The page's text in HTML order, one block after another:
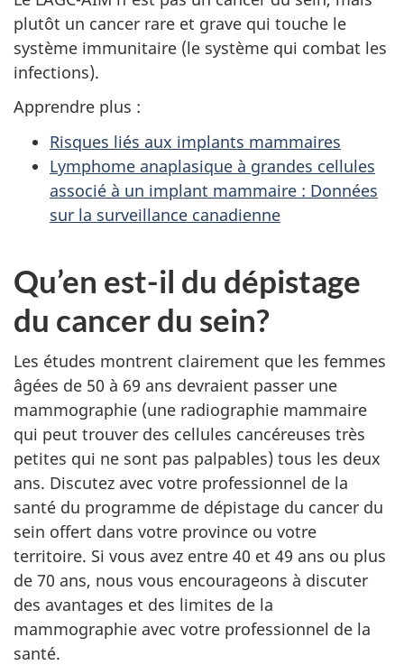
plutôt un cancer rare et grave qui touche le
système immunitaire (le système qui combat les
infections).
Apprendre plus :
Risques liés aux implants mammaires
Lymphome anaplasique à grandes cellules
associé à un implant mammaire : Données
sur la surveillance canadienne
Qu’en est-il du dépistage
du cancer du sein?
Les études montrent clairement que les femmes
âgées de 50 à 69 ans devraient passer une
mammographie (une radiographie mammaire
qui peut trouver des cellules cancéreuses très
petites qui ne sont pas palpables) tous les deux
ans. Discutez avec votre professionnel de la
santé du programme de dépistage du cancer du
sein offert dans votre province ou votre
territoire. Si vous avez entre 40 et 49 ans ou plus
de 70 ans, nous vous encourageons à discuter
des avantages et des limites de la
mammographie avec votre professionnel de la
santé.